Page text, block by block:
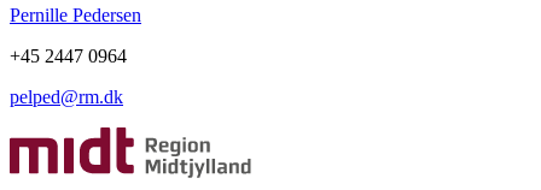
Pernille Pedersen
+45 2447 0964
pelped@rm.dk